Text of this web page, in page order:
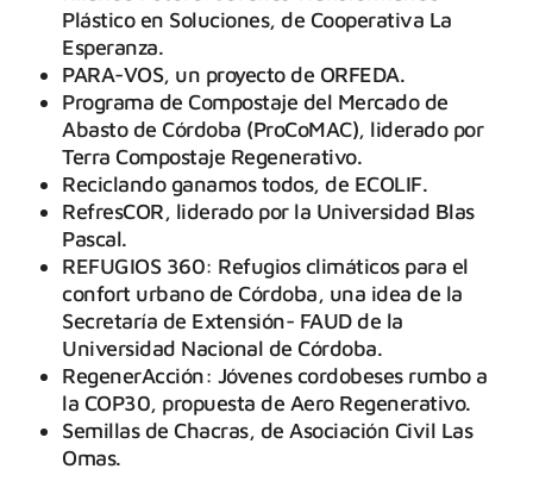
Plástico en Soluciones, de Cooperativa La
Esperanza.
PARA-VOS, un proyecto de ORFEDA.
Programa de Compostaje del Mercado de
Abasto de Córdoba (ProCoMAC), liderado por
Terra Compostaje Regenerativo.
Reciclando ganamos todos, de ECOLIF.
RefresCOR, liderado por la Universidad Blas
Pascal.
REFUGIOS 360: Refugios climáticos para el
confort urbano de Córdoba, una idea de la
Secretaría de Extensión- FAUD de la
Universidad Nacional de Córdoba.
RegenerAcción: Jóvenes cordobeses rumbo a
la COP30, propuesta de Aero Regenerativo.
Semillas de Chacras, de Asociación Civil Las
Omas.